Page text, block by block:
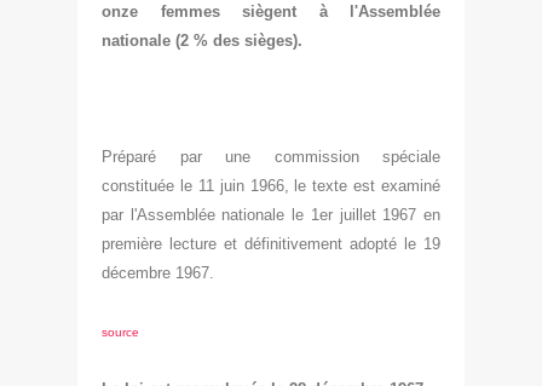
onze femmes siègent à l'Assemblée
nationale (2 % des sièges).
Préparé par une commission spéciale
constituée le 11 juin 1966, le texte est examiné
par l'Assemblée nationale le 1er juillet 1967 en
première lecture et définitivement adopté le 19
décembre 1967.
source